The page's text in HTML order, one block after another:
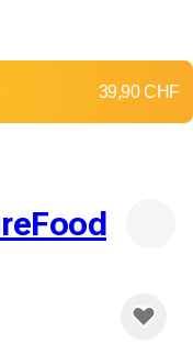
39,90 CHF